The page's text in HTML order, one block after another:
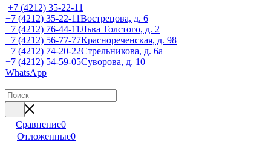
+7 (4212) 35-22-11
+7 (4212) 35-22-11Вострецова, д. 6
+7 (4212) 76-44-11Льва Толстого, д. 2
+7 (4212) 56-77-77Краснореченская, д. 98
+7 (4212) 74-20-22Стрельникова, д. 6а
+7 (4212) 54-59-05Суворова, д. 10
WhatsApp
Сравнение0
Отложенные0